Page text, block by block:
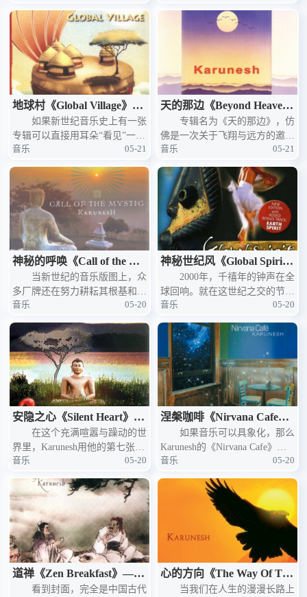
拣选、汇聚于一张CD之中，便
诞生了这张名为《Enlightenmen
t: A Sacr
里交出了第二张作品——与年初
偏向迷幻电子舞曲的《Global Vi
llage》不同，
地球村《Global Village》
——Karunesh的地球村狂想
曲
如果新世纪音乐史上有一张
专辑可以直接用耳朵“看见”一个
没有国界的星球，那一定是Karu
2006年老卡继《Global Spiri
音乐 05-21
天的那边《Beyond Heave
n》——Karunesh的天籁之
翼
专辑名为《天的那边》，仿
佛是一次关于飞翔与远方的邀
约。当Karunesh的音乐在耳畔铺
云，像风，像一只穿过天际线的
鸟。这张以排箫为主调的专辑，
散发着
音乐 05-21
神秘的呼唤《Call of the My
stic》——Karunesh的神秘
呼唤
当新世纪的音乐版图上，众
多厂牌还在努力耕耘其根基和环
境时，Real Music公司早已浸润
为核心的独特道路，而这条道路
上的领航者，正是Karunes
音乐 05-20
神秘世纪风《Global Spiri
t》——Karunesh的神秘世
纪风
2000年，千禧年的钟声在全
球回响。就在这世纪之交的节点
上，Karunesh用一张专辑回应了
obal Spirit》（神秘世纪风）。
这张被誉为Ne
音乐 05-20
安隐之心《Silent Heart》
——Karunesh的安隐之境
在这个充满喧嚣与躁动的世
界里，Karunesh用他的第七张专
辑《Silent Heart》（安隐之心）
为所有渴望宁静的灵魂构筑了一
片声音的庇护所。这张2003年发
行的专辑，以5
音乐 05-20
涅槃咖啡《Nirvana Cafe》
——Karunesh的生命赞歌
如果音乐可以具象化，那么
Karunesh的《Nirvana Cafe》就
是一间开在昼夜交界处的超脱咖
啡屋，是旅者在沉沉入梦与清醒
之间可以暂歇的驿站。在这间由
音符构筑的咖啡馆中，
音乐 05-20
道禅《Zen Breakfast》——
Karunesh的禅茶一味
看到封面，完全是中国古代
心的方向《The Way Of The
Heart 》——Karunesh的心
当我们在人生的漫漫长路上